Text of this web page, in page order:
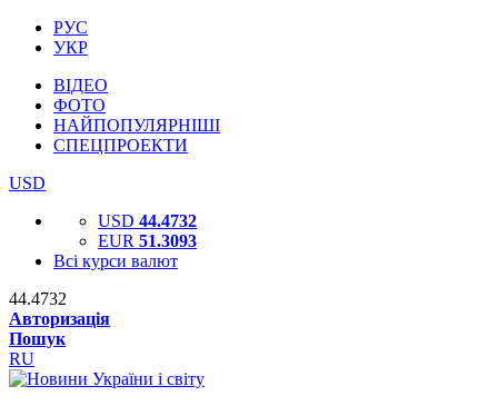
РУС
УКР
ВІДЕО
ФОТО
НАЙПОПУЛЯРНІШІ
СПЕЦПРОЕКТИ
USD
USD 44.4732
EUR 51.3093
Всі курси валют
44.4732
Авторизація
Пошук
RU